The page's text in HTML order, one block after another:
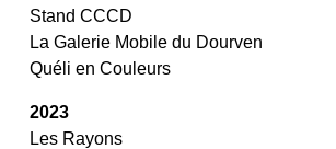
Stand CCCD
La Galerie Mobile du Dourven
Quéli en Couleurs
2023
Les Rayons